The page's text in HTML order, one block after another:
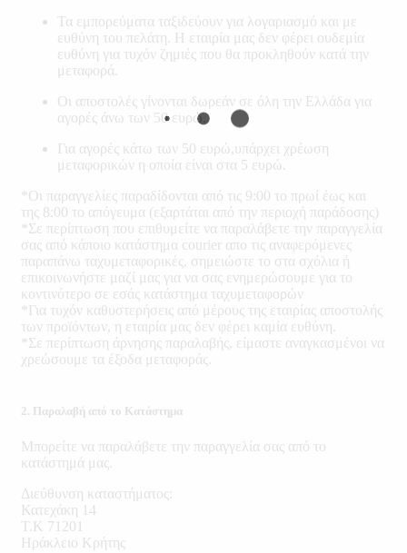
Τα εμπορεύματα ταξιδεύουν για λογαριασμό και με
ευθύνη του πελάτη. Η εταιρία μας δεν φέρει ουδεμία
ευθύνη για τυχόν ζημιές που θα προκληθούν κατά την
μεταφορά.
Οι αποστολές γίνονται δωρεάν σε όλη την Ελλάδα για
αγορές άνω των 50 ευρώ.
Για αγορές κάτω των 50 ευρώ,υπάρχει χρέωση
μεταφορικών η οποία είναι στα 5 ευρώ.
*Οι παραγγελίες παραδίδονται από τις 9:00 το πρωί έως και
της 8:00 το απόγευμα (εξαρτάται από την περιοχή παράδοσης)
*Σε περίπτωση που επιθυμείτε να παραλάβετε την παραγγελία
σας από κάποιο κατάστημα courier απο τις αναφερόμενες
παραπάνω ταχυμεταφορικές, σημειώστε το στα σχόλια ή
επικοινωνήστε μαζί μας για να σας ενημερώσουμε για το
κοντινότερο σε εσάς κατάστημα ταχυμεταφορών
*Για τυχόν καθυστερήσεις από μέρους της εταιρίας αποστολής
των προϊόντων, η εταιρία μας δεν φέρει καμία ευθύνη.
*Σε περίπτωση άρνησης παραλαβής, είμαστε αναγκασμένοι να
χρεώσουμε τα έξοδα μεταφοράς.
2. Παραλαβή από το Κατάστημα
Μπορείτε να παραλάβετε την παραγγελία σας από το
κατάστημά μας.
Διεύθυνση καταστήματος:
Κατεχάκη 14
Τ.Κ 71201
Ηράκλειο Κρήτης